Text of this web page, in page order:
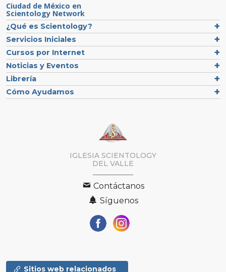
Ciudad de México en
Scientology Network
¿Qué es Scientology?
Servicios Iniciales
Cursos por Internet
Noticias y Eventos
Librería
Cómo Ayudamos
IGLESIA SCIENTOLOGY
DEL VALLE
Contáctanos
Síguenos
Sitios web relacionados